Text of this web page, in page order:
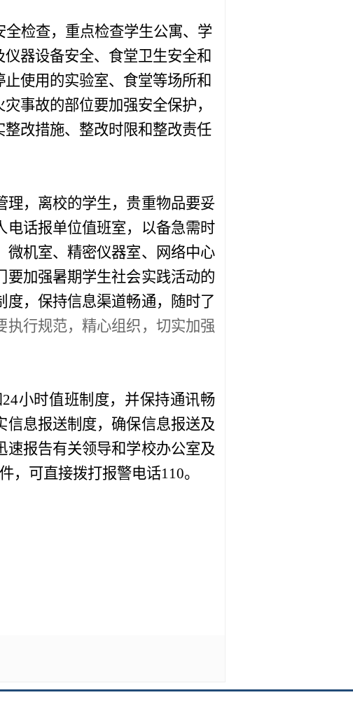
全检查，重点检查学生公寓、学
器设备安全、食堂卫生安全和
使用的实验室、食堂等场所和
事故的部位要加强安全保护，
改措施、整改时限和整改责任
理，离校的学生，贵重物品要妥
电话报单位值班室，以备急需时
微机室、精密仪器室、网络中心
要加强暑期学生社会实践活动的
，保持信息渠道畅通，随时了
行规范，精心组织，切实加强
24小时值班制度，并保持通讯畅
息报送制度，确保信息报送及
速报告有关领导和学校办公室及
，可直接拨打报警电话110。